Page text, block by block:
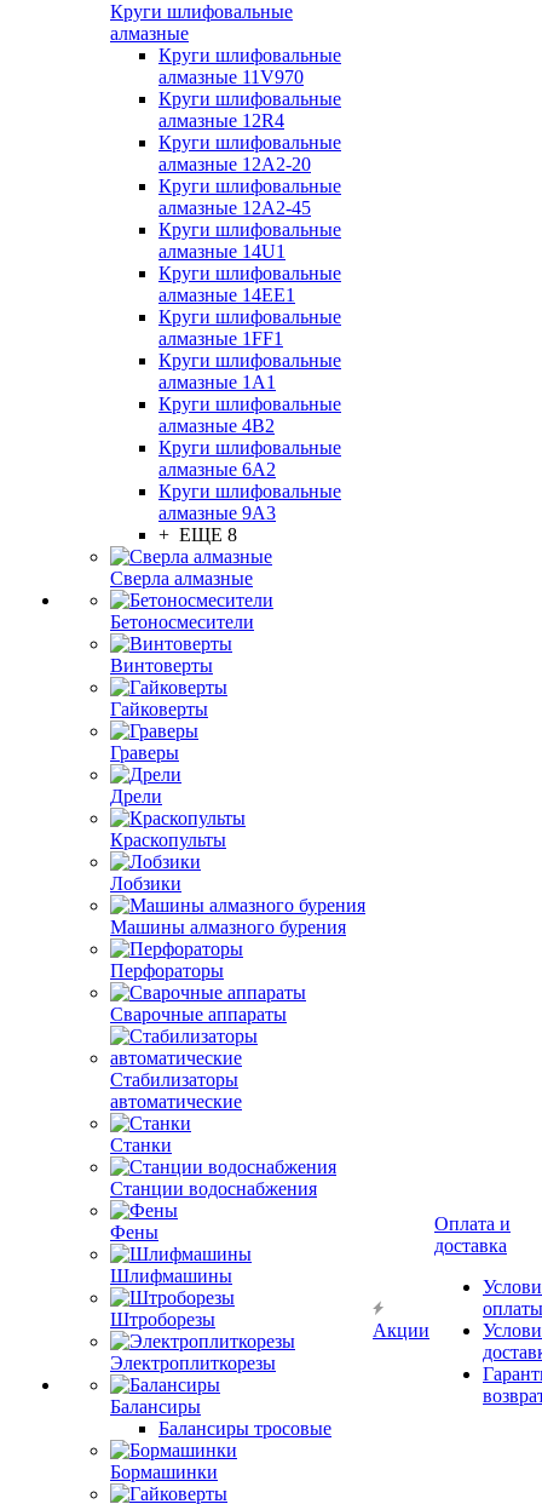
Круги шлифовальные
алмазные
Круги шлифовальные
алмазные 11V970
Круги шлифовальные
алмазные 12R4
Круги шлифовальные
алмазные 12А2-20
Круги шлифовальные
алмазные 12А2-45
Круги шлифовальные
алмазные 14U1
Круги шлифовальные
алмазные 14ЕЕ1
Круги шлифовальные
алмазные 1FF1
Круги шлифовальные
алмазные 1А1
Круги шлифовальные
алмазные 4В2
Круги шлифовальные
алмазные 6A2
Круги шлифовальные
алмазные 9А3
+ ЕЩЕ 8
Сверла алмазные
Бетоносмесители
Винтоверты
Гайковерты
Граверы
Дрели
Краскопульты
Лобзики
Машины алмазного бурения
Перфораторы
Сварочные аппараты
Стабилизаторы
автоматические
Станки
Станции водоснабжения
Фены
Шлифмашины
Штроборезы
Электроплиткорезы
Балансиры
Балансиры тросовые
Бормашинки
Акции
Оплата и
доставка
оплаты